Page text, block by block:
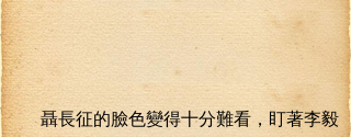
聶長征的臉色變得十分難看，盯著李毅